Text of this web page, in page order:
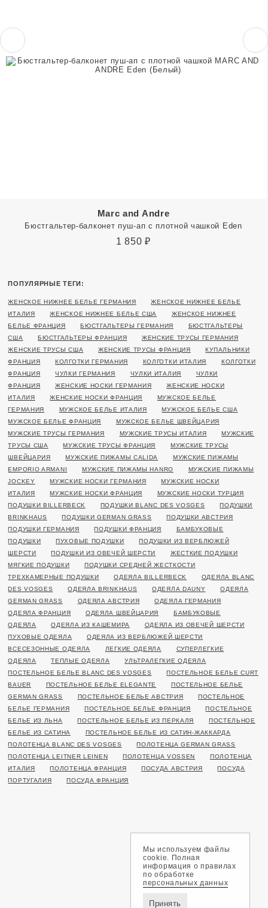
Marc and Andre
Бюстгальтер-балконет пуш-ап с плотной чашкой Eden
1 850 ₽
ПОПУЛЯРНЫЕ ТЕГИ:
ЖЕНСКОЕ НИЖНЕЕ БЕЛЬЕ ГЕРМАНИЯ
ЖЕНСКОЕ НИЖНЕЕ БЕЛЬЕ
ИТАЛИЯ
ЖЕНСКОЕ НИЖНЕЕ БЕЛЬЕ США
ЖЕНСКОЕ НИЖНЕЕ
БЕЛЬЕ ФРАНЦИЯ
БЮСТГАЛЬТЕРЫ ГЕРМАНИЯ
БЮСТГАЛЬТЕРЫ
США
БЮСТГАЛЬТЕРЫ ФРАНЦИЯ
ЖЕНСКИЕ ТРУСЫ ГЕРМАНИЯ
ЖЕНСКИЕ ТРУСЫ США
ЖЕНСКИЕ ТРУСЫ ФРАНЦИЯ
КУПАЛЬНИКИ
ФРАНЦИЯ
КОЛГОТКИ ГЕРМАНИЯ КОЛГОТКИ ИТАЛИЯ
КОЛГОТКИ
ФРАНЦИЯ
ЧУЛКИ ГЕРМАНИЯ ЧУЛКИ ИТАЛИЯ
ЧУЛКИ
ФРАНЦИЯ
ЖЕНСКИЕ НОСКИ ГЕРМАНИЯ
ЖЕНСКИЕ НОСКИ
ИТАЛИЯ
ЖЕНСКИЕ НОСКИ ФРАНЦИЯ
МУЖСКОЕ БЕЛЬЕ
ГЕРМАНИЯ
МУЖСКОЕ БЕЛЬЕ ИТАЛИЯ
МУЖСКОЕ БЕЛЬЕ США
МУЖСКОЕ БЕЛЬЕ ФРАНЦИЯ
МУЖСКОЕ БЕЛЬЕ ШВЕЙЦАРИЯ
МУЖСКИЕ ТРУСЫ ГЕРМАНИЯ
МУЖСКИЕ ТРУСЫ ИТАЛИЯ
МУЖСКИЕ
ТРУСЫ США
МУЖСКИЕ ТРУСЫ ФРАНЦИЯ
МУЖСКИЕ ТРУСЫ
ШВЕЙЦАРИЯ
МУЖСКИЕ ПИЖАМЫ CALIDA
МУЖСКИЕ ПИЖАМЫ
EMPORIO ARMANI
МУЖСКИЕ ПИЖАМЫ HANRO
МУЖСКИЕ ПИЖАМЫ
JOCKEY
МУЖСКИЕ НОСКИ ГЕРМАНИЯ
МУЖСКИЕ НОСКИ
ИТАЛИЯ
МУЖСКИЕ НОСКИ ФРАНЦИЯ
МУЖСКИЕ НОСКИ ТУРЦИЯ
ПОДУШКИ BILLERBECK
ПОДУШКИ BLANC DES VOSGES
ПОДУШКИ
BRINKHAUS
ПОДУШКИ GERMAN GRASS
ПОДУШКИ АВСТРИЯ
ПОДУШКИ ГЕРМАНИЯ
ПОДУШКИ ФРАНЦИЯ
БАМБУКОВЫЕ
ПОДУШКИ
ПУХОВЫЕ ПОДУШКИ
ПОДУШКИ ИЗ ВЕРБЛЮЖЕЙ
ШЕРСТИ
ПОДУШКИ ИЗ ОВЕЧЕЙ ШЕРСТИ
ЖЕСТКИЕ ПОДУШКИ
МЯГКИЕ ПОДУШКИ
ПОДУШКИ СРЕДНЕЙ ЖЕСТКОСТИ
ТРЕХКАМЕРНЫЕ ПОДУШКИ
ОДЕЯЛА BILLERBECK
ОДЕЯЛА BLANC
DES VOSGES
ОДЕЯЛА BRINKHAUS ОДЕЯЛА DAUNY
ОДЕЯЛА
GERMAN GRASS
ОДЕЯЛА АВСТРИЯ
ОДЕЯЛА ГЕРМАНИЯ
ОДЕЯЛА ФРАНЦИЯ
ОДЕЯЛА ШВЕЙЦАРИЯ
БАМБУКОВЫЕ
ОДЕЯЛА
ОДЕЯЛА ИЗ КАШЕМИРА
ОДЕЯЛА ИЗ ОВЕЧЕЙ ШЕРСТИ
ПУХОВЫЕ ОДЕЯЛА
ОДЕЯЛА ИЗ ВЕРБЛЮЖЕЙ ШЕРСТИ
ВСЕСЕЗОННЫЕ ОДЕЯЛА
ЛЕГКИЕ ОДЕЯЛА
СУПЕРЛЕГКИЕ
ОДЕЯЛА
ТЕПЛЫЕ ОДЕЯЛА
УЛЬТРАЛЕГКИЕ ОДЕЯЛА
ПОСТЕЛЬНОЕ БЕЛЬЕ BLANC DES VOSGES
ПОСТЕЛЬНОЕ БЕЛЬЕ CURT
BAUER
ПОСТЕЛЬНОЕ БЕЛЬЕ ELEGANTE
ПОСТЕЛЬНОЕ БЕЛЬЕ
GERMAN GRASS
ПОСТЕЛЬНОЕ БЕЛЬЕ АВСТРИЯ
ПОСТЕЛЬНОЕ
БЕЛЬЕ ГЕРМАНИЯ
ПОСТЕЛЬНОЕ БЕЛЬЕ ФРАНЦИЯ
ПОСТЕЛЬНОЕ
БЕЛЬЕ ИЗ ЛЬНА
ПОСТЕЛЬНОЕ БЕЛЬЕ ИЗ ПЕРКАЛЯ
ПОСТЕЛЬНОЕ
БЕЛЬЕ ИЗ САТИНА
ПОСТЕЛЬНОЕ БЕЛЬЕ ИЗ САТИН-ЖАККАРДА
ПОЛОТЕНЦА BLANC DES VOSGES
ПОЛОТЕНЦА GERMAN GRASS
ПОЛОТЕНЦА LEITNER LEINEN
ПОЛОТЕНЦА VOSSEN
ПОЛОТЕНЦА
ИТАЛИЯ
ПОЛОТЕНЦА ФРАНЦИЯ ПОСУДА АВСТРИЯ
ПОСУДА
ПОРТУГАЛИЯ
ПОСУДА ФРАНЦИЯ
Мы используем файлы
cookie. Полная
информация о правилах
по обработке
персональных данных
Принять